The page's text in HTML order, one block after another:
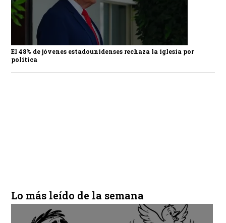
El 48% de jóvenes estadounidenses rechaza la iglesia por
política
Lo más leído de la semana